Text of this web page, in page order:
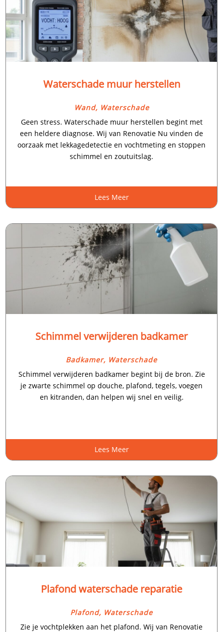
Waterschade muur herstellen
Wand, Waterschade
Geen stress.​ Waterschade muur herstellen begint met
een heldere diagnose.​ Wij van Renovatie Nu vinden de
oorzaak met lekkagedetectie en vochtmeting en stoppen
schimmel en zoutuitslag.​
Lees Meer
Schimmel verwijderen badkamer
Badkamer, Waterschade
Schimmel verwijderen badkamer begint bij de bron.​ Zie
je zwarte schimmel op douche, plafond, tegels, voegen
en kitranden, dan helpen wij snel en veilig.​
Lees Meer
Plafond waterschade reparatie
Plafond, Waterschade
Zie je vochtplekken aan het plafond.​ Wij van Renovatie